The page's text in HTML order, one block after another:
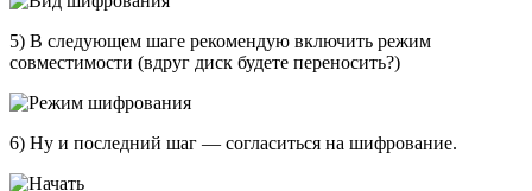
5) В следующем шаге рекомендую включить режим
совместимости (вдруг диск будете переносить?)
6) Ну и последний шаг — согласиться на шифрование.